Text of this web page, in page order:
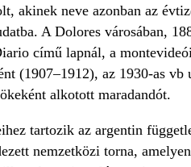
akinek neve azonban az
A Dolores városában,
című lapnál, a
(1907–1912), az 1930-as
alkotott maradandót.
tartozik az argentin
nemzetközi torna,